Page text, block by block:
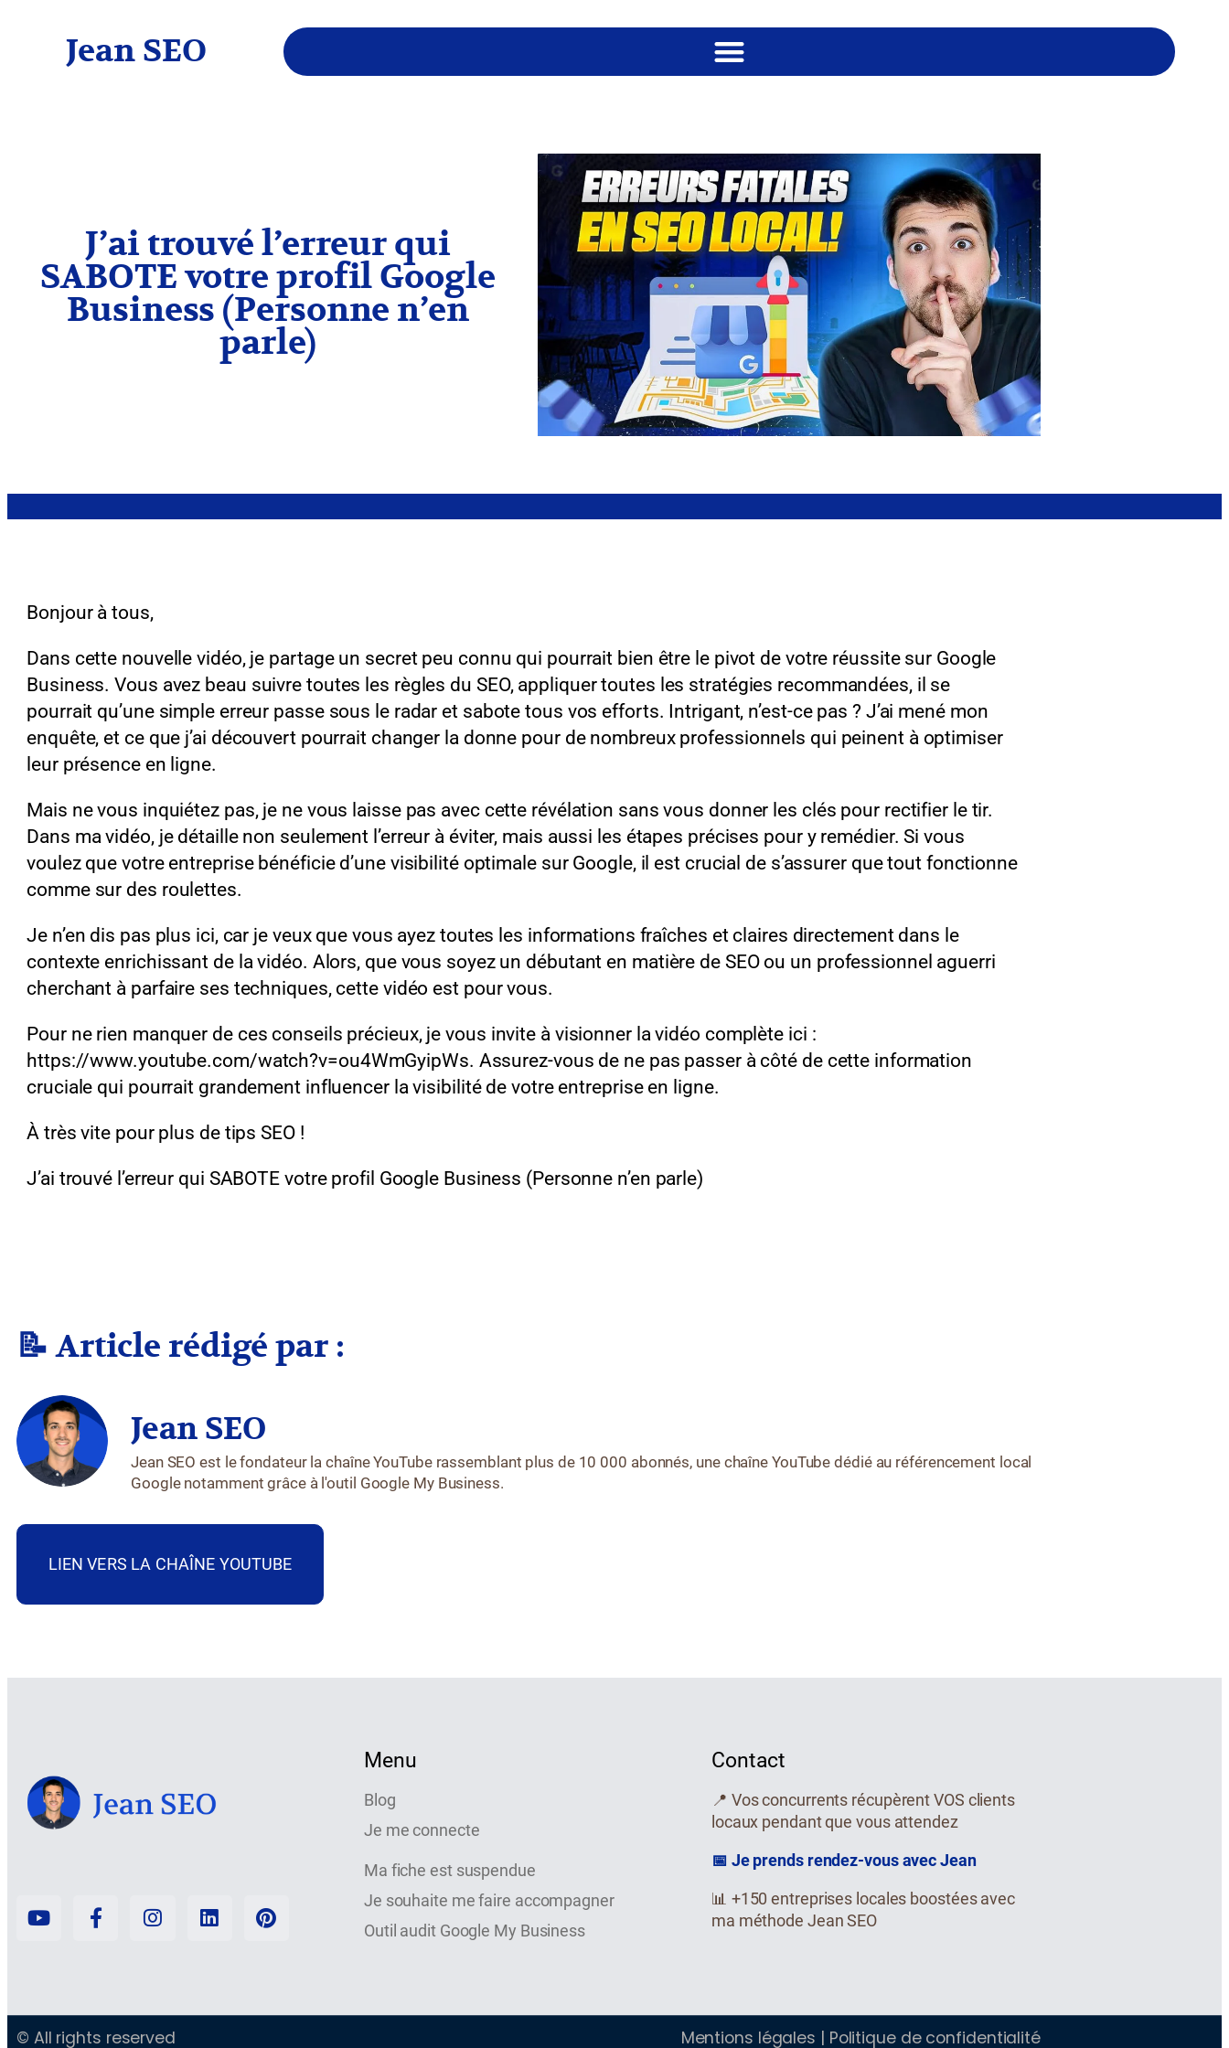
Jean SEO
J’ai trouvé l’erreur qui
SABOTE votre profil Google
Business (Personne n’en
parle)
Bonjour à tous,
Dans cette nouvelle vidéo, je partage un secret peu connu qui pourrait bien être le pivot de votre réussite sur Google
Business. Vous avez beau suivre toutes les règles du SEO, appliquer toutes les stratégies recommandées, il se
pourrait qu’une simple erreur passe sous le radar et sabote tous vos efforts. Intrigant, n’est-ce pas ? J’ai mené mon
enquête, et ce que j’ai découvert pourrait changer la donne pour de nombreux professionnels qui peinent à optimiser
leur présence en ligne.
Mais ne vous inquiétez pas, je ne vous laisse pas avec cette révélation sans vous donner les clés pour rectifier le tir.
Dans ma vidéo, je détaille non seulement l’erreur à éviter, mais aussi les étapes précises pour y remédier. Si vous
voulez que votre entreprise bénéficie d’une visibilité optimale sur Google, il est crucial de s’assurer que tout fonctionne
comme sur des roulettes.
Je n’en dis pas plus ici, car je veux que vous ayez toutes les informations fraîches et claires directement dans le
contexte enrichissant de la vidéo. Alors, que vous soyez un débutant en matière de SEO ou un professionnel aguerri
cherchant à parfaire ses techniques, cette vidéo est pour vous.
Pour ne rien manquer de ces conseils précieux, je vous invite à visionner la vidéo complète ici :
https://www.youtube.com/watch?v=ou4WmGyipWs. Assurez-vous de ne pas passer à côté de cette information
cruciale qui pourrait grandement influencer la visibilité de votre entreprise en ligne.
À très vite pour plus de tips SEO !
J’ai trouvé l’erreur qui SABOTE votre profil Google Business (Personne n’en parle)
📝 Article rédigé par :
Jean SEO
Jean SEO est le fondateur la chaîne YouTube rassemblant plus de 10 000 abonnés, une chaîne YouTube dédié au référencement local
Google notamment grâce à l'outil Google My Business.
LIEN VERS LA CHAÎNE YOUTUBE
Menu
Blog
Je me connecte
Ma fiche est suspendue
Je souhaite me faire accompagner
Outil audit Google My Business
Contact
📍 Vos concurrents récupèrent VOS clients
locaux pendant que vous attendez
📅 Je prends rendez-vous avec Jean
📊 +150 entreprises locales boostées avec
ma méthode Jean SEO
© All rights reserved Mentions légales | Politique de confidentialité